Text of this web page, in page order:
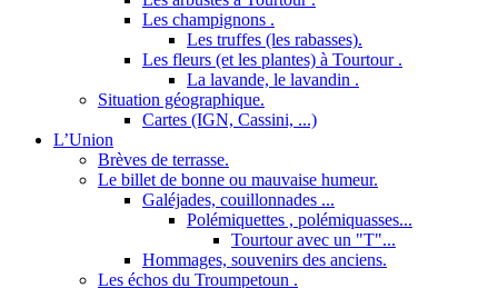
Les champignons .
Les truffes (les rabasses).
Les fleurs (et les plantes) à Tourtour .
La lavande, le lavandin .
Situation géographique.
Cartes (IGN, Cassini, ...)
L’Union
Brèves de terrasse.
Le billet de bonne ou mauvaise humeur.
Galéjades, couillonnades ...
Polémiquettes , polémiquasses...
Tourtour avec un "T"...
Hommages, souvenirs des anciens.
Les échos du Troumpetoun .